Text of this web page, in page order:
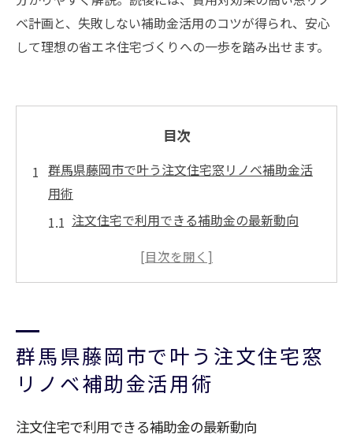
ベ計画と、失敗しない補助金活用のコツが得られ、安心
して理想の省エネ住宅づくりへの一歩を踏み出せます。
目次
群馬県藤岡市で叶う注文住宅窓リノベ補助金活
用術
注文住宅で利用できる補助金の最新動向
窓リノベ補助金を活かす注文住宅の計画法
法
初めての注文住宅窓リノベ補助金活用の流
窓リノベ補助金の最新情報を注文住宅で賢く取
群馬県藤岡市で叶う注文住宅窓
リノベ補助金活用術
注文住宅で利用できる補助金の最新動向